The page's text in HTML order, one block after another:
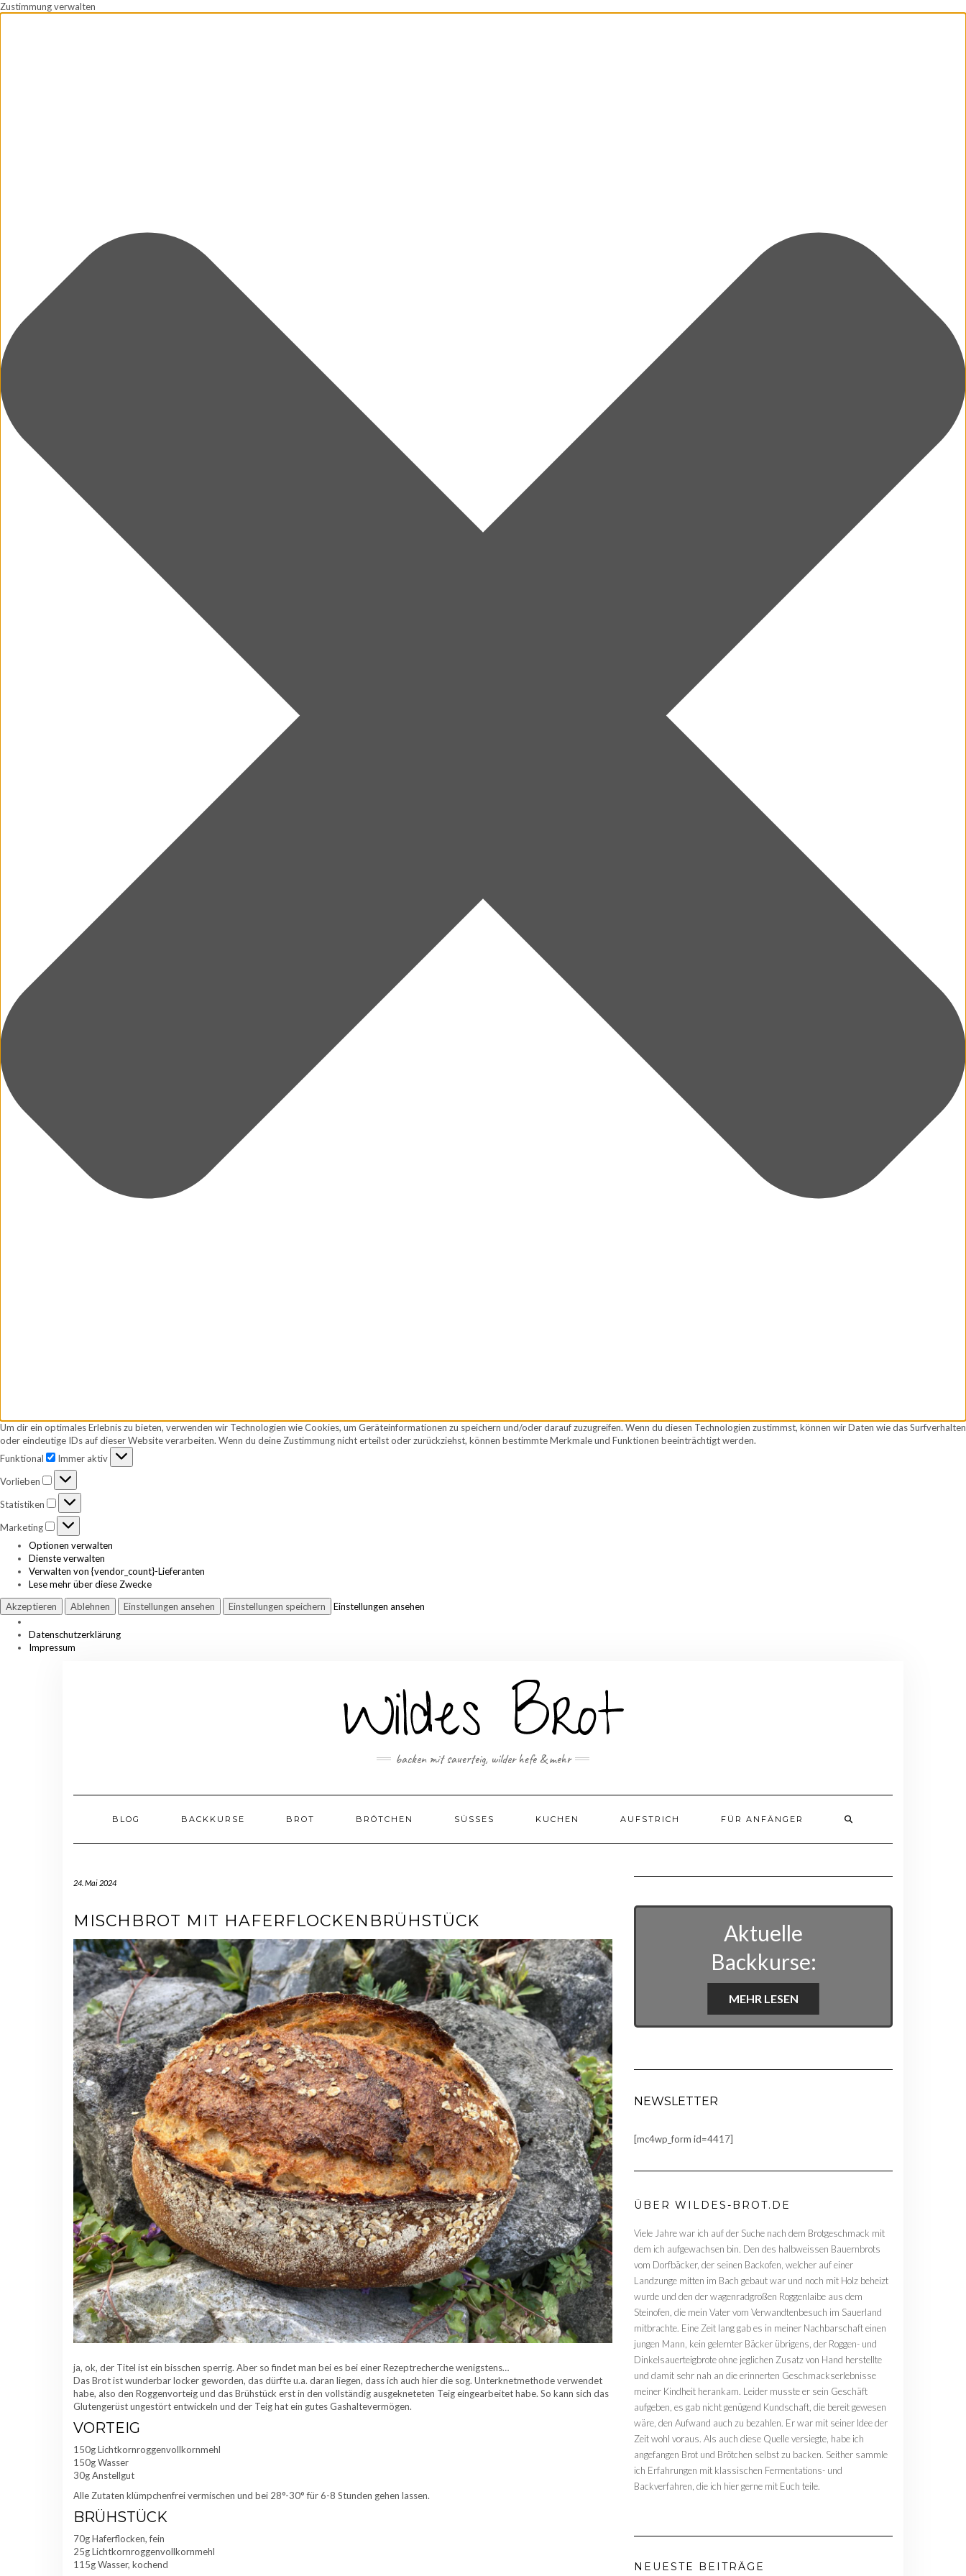
Zustimmung verwalten
Um dir ein optimales Erlebnis zu bieten, verwenden wir Technologien wie Cookies, um Geräteinformationen zu speichern und/oder darauf zuzugreifen. Wenn du diesen Technologien zustimmst, können wir Daten wie das Surfverhalten
oder eindeutige IDs auf dieser Website verarbeiten. Wenn du deine Zustimmung nicht erteilst oder zurückziehst, können bestimmte Merkmale und Funktionen beeinträchtigt werden.
Funktional
Funktional
Immer aktiv
Vorlieben
Vorlieben
Statistiken Statistiken
Marketing
Marketing
Optionen verwalten
Dienste verwalten
Verwalten von {vendor_count}-Lieferanten
Lese mehr über diese Zwecke
Akzeptieren
Ablehnen Einstellungen ansehen Einstellungen speichern Einstellungen ansehen
Datenschutzerklärung
Impressum
backen mit sauerteig, wilder hefe & mehr
BLOG BACKKURSE BROT BRÖTCHEN SÜSSES KUCHEN AUFSTRICH FÜR ANFÄNGER
24. Mai 2024
MISCHBROT MIT HAFERFLOCKENBRÜHSTÜCK
ja, ok, der Titel ist ein bisschen sperrig. Aber so findet man bei es bei einer Rezeptrecherche wenigstens…
Das Brot ist wunderbar locker geworden, das dürfte u.a. daran liegen, dass ich auch hier die sog. Unterknetmethode verwendet
habe, also den Roggenvorteig und das Brühstück erst in den vollständig ausgekneteten Teig eingearbeitet habe. So kann sich das
Glutengerüst ungestört entwickeln und der Teig hat ein gutes Gashaltevermögen.
VORTEIG
150g Lichtkornroggenvollkornmehl
150g Wasser
30g Anstellgut
Alle Zutaten klümpchenfrei vermischen und bei 28°-30° für 6-8 Stunden gehen lassen.
BRÜHSTÜCK
70g Haferflocken, fein
25g Lichtkornroggenvollkornmehl
115g Wasser, kochend
Aktuelle
Backkurse:
MEHR LESEN
NEWSLETTER
[mc4wp_form id=4417]
ÜBER WILDES-BROT.DE
Viele Jahre war ich auf der Suche nach dem Brotgeschmack mit
dem ich aufgewachsen bin. Den des halbweissen Bauernbrots
vom Dorfbäcker, der seinen Backofen, welcher auf einer
Landzunge mitten im Bach gebaut war und noch mit Holz beheizt
wurde und den der wagenradgroßen Roggenlaibe aus dem
Steinofen, die mein Vater vom Verwandtenbesuch im Sauerland
mitbrachte. Eine Zeit lang gab es in meiner Nachbarschaft einen
jungen Mann, kein gelernter Bäcker übrigens, der Roggen- und
Dinkelsauerteigbrote ohne jeglichen Zusatz von Hand herstellte
und damit sehr nah an die erinnerten Geschmackserlebnisse
meiner Kindheit herankam. Leider musste er sein Geschäft
aufgeben, es gab nicht genügend Kundschaft, die bereit gewesen
wäre, den Aufwand auch zu bezahlen. Er war mit seiner Idee der
Zeit wohl voraus. Als auch diese Quelle versiegte, habe ich
angefangen Brot und Brötchen selbst zu backen. Seither sammle
ich Erfahrungen mit klassischen Fermentations- und
Backverfahren, die ich hier gerne mit Euch teile.
NEUESTE BEITRÄGE